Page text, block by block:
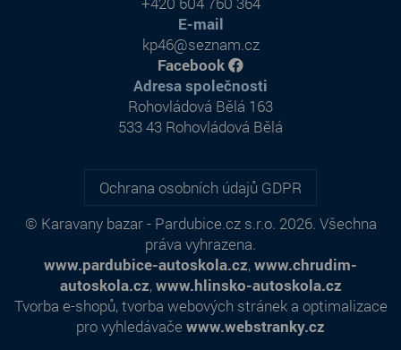
Ochrana osobních údajů GDPR
© Karavany bazar - Pardubice.cz s.r.o. 2026. Všechna
práva vyhrazena.
www.pardubice-autoskola.cz,www.chrudim-
autoskola.cz,www.hlinsko-autoskola.cz
Tvorba e-shopů,tvorba webových stráneka optimalizace
pro vyhledávače www.webstranky.cz
Adresa společnosti
Rohovládová Bělá 163
533 43 Rohovládová Bělá
E-mail
kp46@seznam.cz
Facebook